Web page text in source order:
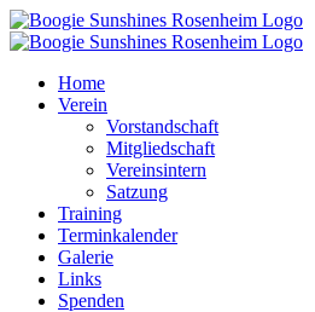
Zum
Inhalt
Home
Verein
Vorstandschaft
Mitgliedschaft
Vereinsintern
Satzung
Training
Terminkalender
Galerie
Links
Spenden